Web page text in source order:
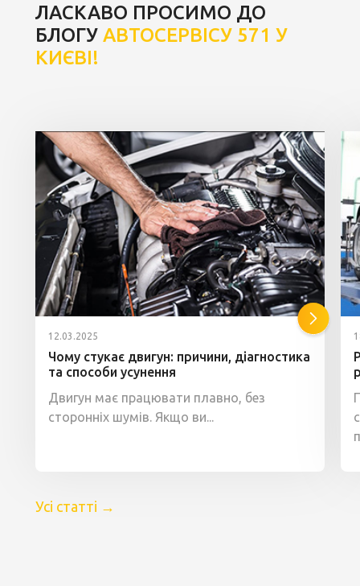
ЛАСКАВО ПРОСИМО ДО
БЛОГУ АВТОСЕРВІСУ 571 У
КИЄВІ!
12.03.2025
Чому стукає двигун: причини, діагностика
та способи усунення
Двигун має працювати плавно, без
сторонніх шумів. Якщо ви...
Усі статті →